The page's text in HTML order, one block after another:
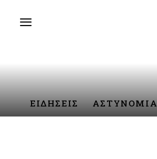
ΕΙΔΗΣΕΙΣ ΑΣΤΥΝΟΜΙΑ